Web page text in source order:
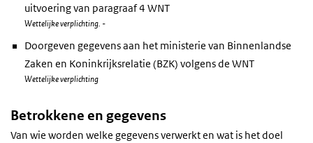
uitvoering van paragraaf 4 WNT
Wettelijke verplichting. -
Doorgeven gegevens aan het ministerie van Binnenlandse
Zaken en Koninkrijksrelatie (BZK) volgens de WNT
Wettelijke verplichting
Betrokkene en gegevens
Van wie worden welke gegevens verwerkt en wat is het doel